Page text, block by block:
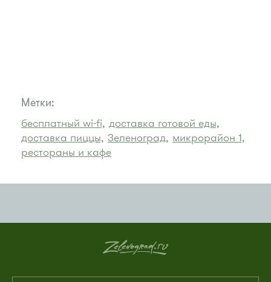
Метки:
бесплатный wi-fi, доставка готовой еды,
доставка пиццы, Зеленоград, микрорайон 1,
рестораны и кафе